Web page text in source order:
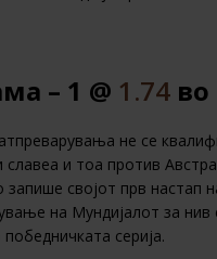
– 1 @ 1.74 во
не се
и тоа против
запише својот прв настап
на Мундијалот за
серија.